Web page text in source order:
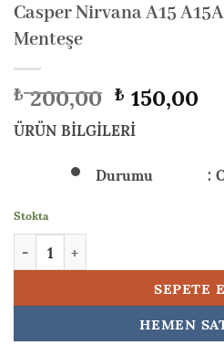
Casper Nirvana A15
Menteşe
₺200,00 Orijinal
fiyat:
₺ 200,00.
₺150,00Şu
₺
ÜRÜN BİLGİLERİ
Durumu :
Stokta
Casper Nirvana A15 A15A A15HE
SEPETE
HEMEN